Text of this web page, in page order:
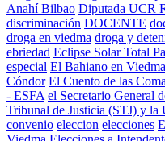
Anahí Bilbao Diputada UCR
discriminación DOCENTE
droga en viedma droga y
ebriedad Eclipse Solar Total
especial El Bahiano en Viedma
Cóndor El Cuento de las
- ESFA el Secretario General
Tribunal de Justicia (STJ) y la
convenio eleccion elecciones